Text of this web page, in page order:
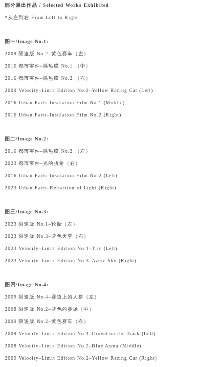
部分展出作品 / Selected Works Exhibited
*从左到右 From Left to Right
图一/Image No.1:
2009 限速版 No.2–黄色赛车（左）
2016 都市零件–隔热膜 No.1 （中）
2016 都市零件–隔热膜 No.2 （右）
2009 Velocity–Limit Edition No.2–Yellow Racing Car (Left)
2016 Urban Parts–Insulation Film No.1 (Middle)
2016 Urban Parts–Insulation Film No.2 (Right)
图二/Image No.2:
2016 都市零件–隔热膜 No.2 （左）
2023 都市零件–光的折射（右）
2016 Urban Parts–Insulation Film No.2 (Left)
2023 Urban Parts–Refraction of Light (Right)
图三/Image No.3:
2023 限速版 No.1–轮胎（左）
2023 限速版 No.3–蓝色天空（右）
2023 Velocity–Limit Edition No.1–Tire (Left)
2023 Velocity–Limit Edition No.3–Azure Sky (Right)
图四/Image No.4:
2009 限速版 No.4–赛道上的人群（左）
2008 限速版 No.2–蓝色的赛场（中）
2009 限速版 No.2–黄色赛车（右）
2009 Velocity–Limit Edition No.4–Crowd on the Track (Left)
2008 Velocity–Limit Edition No.2–Blue Arena (Middle)
2009 Velocity–Limit Edition No.2–Yellow Racing Car (Right)